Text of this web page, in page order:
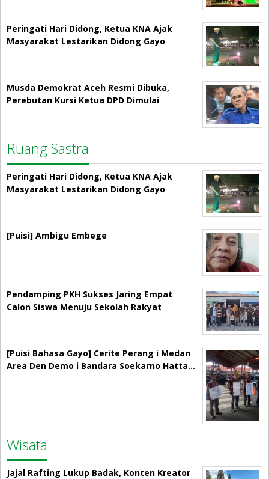
Peringati Hari Didong, Ketua KNA Ajak
Masyarakat Lestarikan Didong Gayo
Musda Demokrat Aceh Resmi Dibuka,
Perebutan Kursi Ketua DPD Dimulai
Ruang Sastra
Peringati Hari Didong, Ketua KNA Ajak
Masyarakat Lestarikan Didong Gayo
[Puisi] Ambigu Embege
Pendamping PKH Sukses Jaring Empat
Calon Siswa Menuju Sekolah Rakyat
[Puisi Bahasa Gayo] Cerite Perang i Medan
Area Den Demo i Bandara Soekarno Hatta…
Wisata
Jajal Rafting Lukup Badak, Konten Kreator